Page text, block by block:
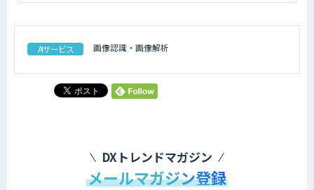
AIサービス 画像認識・画像解析
DXトレンドマガジン
メールマガジン登録